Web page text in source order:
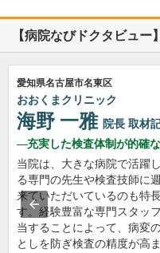
【病院なびドクタビュー
愛知県名古屋市名東区
おおくまクリニック
海野 一雅 院長 取材
充実した検査体制が的確
当院は、大きな病院で活躍
る専門の先生や検査技師に
来ていただいているのも特
す。経験豊富な専門スタッ
当することによって、病変
としを防ぎ検査の精度が高